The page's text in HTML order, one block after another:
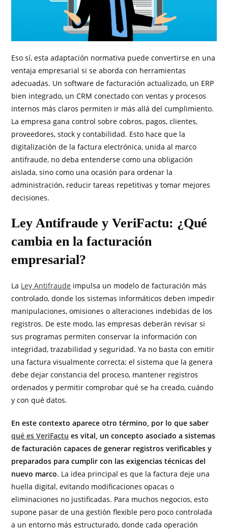
Eso sí, esta adaptación normativa puede convertirse en una
ventaja empresarial si se aborda con herramientas
adecuadas. Un software de facturación actualizado, un ERP
bien integrado, un CRM conectado con ventas y procesos
internos más claros permiten ir más allá del cumplimiento.
La empresa gana control sobre cobros, pagos, clientes,
proveedores, stock y contabilidad. Esto hace que la
digitalización de la factura electrónica, unida al marco
antifraude, no deba entenderse como una obligación
aislada, sino como una ocasión para ordenar la
administración, reducir tareas repetitivas y tomar mejores
decisiones.
Ley Antifraude y VeriFactu: ¿Qué
cambia en la facturación
empresarial?
La Ley Antifraude impulsa un modelo de facturación más
controlado, donde los sistemas informáticos deben impedir
manipulaciones, omisiones o alteraciones indebidas de los
registros. De este modo, las empresas deberán revisar si
sus programas permiten conservar la información con
integridad, trazabilidad y seguridad. Ya no basta con emitir
una factura visualmente correcta; el sistema que la genera
debe dejar constancia del proceso, mantener registros
ordenados y permitir comprobar qué se ha creado, cuándo
y con qué datos.
En este contexto aparece otro término, por lo que saber
qué es VeriFactu es vital, un concepto asociado a sistemas
de facturación capaces de generar registros verificables y
preparados para cumplir con las exigencias técnicas del
nuevo marco. La idea principal es que la factura deje una
huella digital, evitando modificaciones opacas o
eliminaciones no justificadas. Para muchos negocios, esto
supone pasar de una gestión flexible pero poco controlada
a un entorno más estructurado, donde cada operación